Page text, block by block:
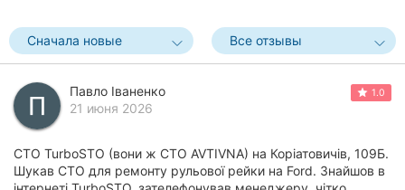
Сначала новые Все отзывы
Павло Іваненко
21 июня 2026
1.0
СТО TurboSTO (вони ж СТО AVTIVNA) на Коріатовичів, 109Б.
Шукав СТО для ремонту рульової рейки на Ford. Знайшов в